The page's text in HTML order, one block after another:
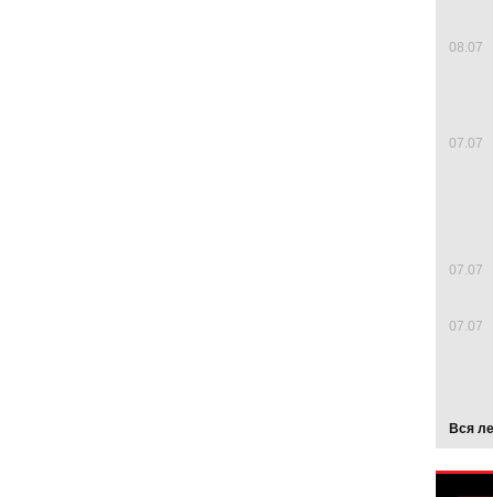
08.07
07.07
07.07
07.07
Вся